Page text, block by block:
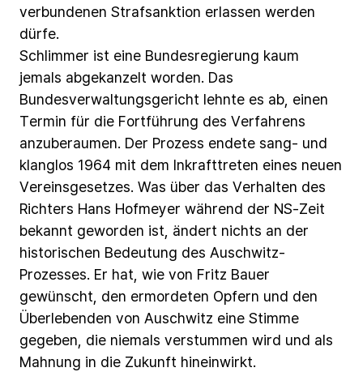
verbundenen Strafsanktion erlassen werden
dürfe.
Schlimmer ist eine Bundesregierung kaum
jemals abgekanzelt worden. Das
Bundesverwaltungsgericht lehnte es ab, einen
Termin für die Fortführung des Verfahrens
anzuberaumen. Der Prozess endete sang- und
klanglos 1964 mit dem Inkrafttreten eines neuen
Vereinsgesetzes. Was über das Verhalten des
Richters Hans Hofmeyer während der NS-Zeit
bekannt geworden ist, ändert nichts an der
historischen Bedeutung des Auschwitz-
Prozesses. Er hat, wie von Fritz Bauer
gewünscht, den ermordeten Opfern und den
Überlebenden von Auschwitz eine Stimme
gegeben, die niemals verstummen wird und als
Mahnung in die Zukunft hineinwirkt.